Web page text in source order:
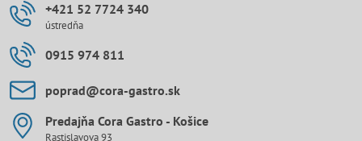
+421 52 7724 340
ústredňa
0915 974 811
poprad​@cora-gastro​.sk
Predajňa Cora Gastro - Košice
Rastislavova 93